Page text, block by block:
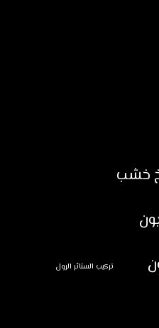
خشب
تركيب الستائر الرول